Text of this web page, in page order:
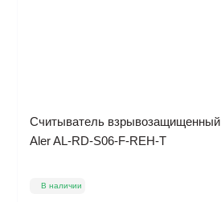
Считыватель взрывозащищенный
Aler AL-RD-S06-F-REH-T
В наличии